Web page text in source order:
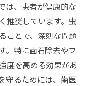
診の魅力
長とは
の両立
で健康を維持
ビスの選び方
は、患者が健康的な
推奨しています。虫
ことで、深刻な問題
。特に歯石除去やフ
度を高める効果があ
守るためには、歯医